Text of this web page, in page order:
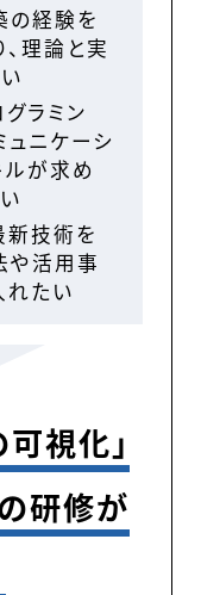
の経験を
理論と実
ラミン
ュニケーシ
が求め
新技術を
や活用事
れたい
視化」
研修が